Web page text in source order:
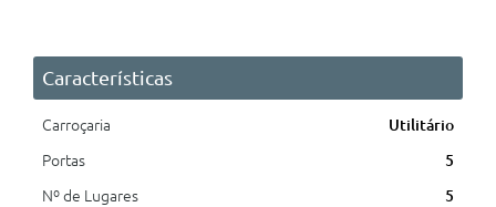
Características
Carroçaria
Utilitário
Portas
5
Nº de Lugares
5